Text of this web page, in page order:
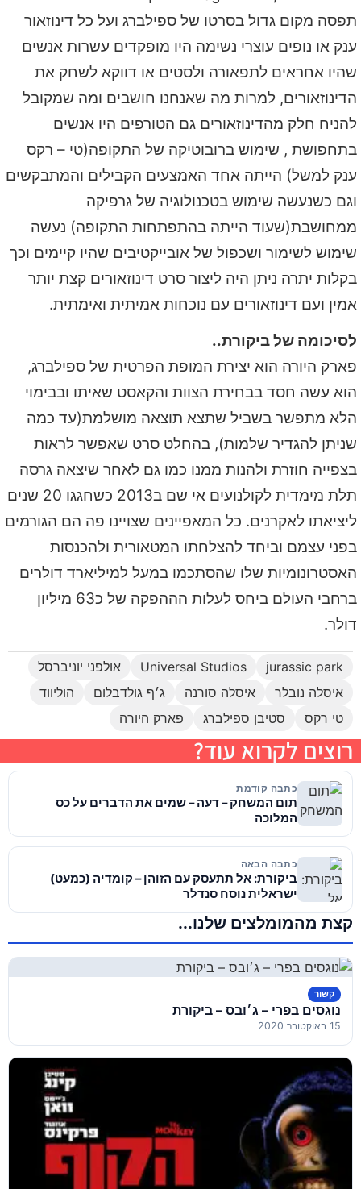
תפסה מקום גדול בסרטו של ספילברג ועל כל דינוזאור
ענק או נופים עוצרי נשימה היו מופקדים עשרות אנשים
שהיו אחראים לתפאורה ולסטים או דווקא לשחק את
הדינוזאורים, למרות מה שאנחנו חושבים ומה שמקובל
להניח חלק מהדינוזאורים גם הטורפים היו אנשים
בתחפושת , שימוש ברובוטיקה של התקופה(טי – רקס
ענק למשל) הייתה אחד האמצעים הקבילים והמתבקשים
וגם כשנעשה שימוש בטכנולוגיה של גרפיקה
ממחושבת(שעוד הייתה בהתפתחות התקופה) נעשה
שימוש לשימור ושכפול של אובייקטיבים שהיו קיימים וכך
בקלות יתרה ניתן היה ליצור סרט דינוזאורים קצת יותר
אמין ועם דינוזאורים עם נוכחות אמיתית ואימתית.
לסיכומה של ביקורת..
פארק היורה הוא יצירת המופת הפרטית של ספילברג,
הוא עשה חסד בבחירת הצוות והקאסט שאיתו ובבימוי
הלא מתפשר בשביל שתצא תוצאה מושלמת(עד כמה
שניתן להגדיר שלמות), בהחלט סרט שאפשר לראות
בצפייה חוזרת ולהנות ממנו כמו גם לאחר שיצאה גרסה
תלת מימדית לקולנועים אי שם ב2013 כשחגגו 20 שנים
ליציאתו לאקרנים. כל המאפיינים שצויינו פה הם הגורמים
בפני עצמם וביחד להצלחתו המטאורית ולהכנסות
האסטרונומיות שלו שהסתכמו במעל למיליארד דולרים
ברחבי העולם ביחס לעלות הההפקה של כ63 מיליון
דולר.
jurassic park
Universal Studios
אולפני יוניברסל
איסלה נובלר
איסלה סורנה ג׳ף גולדבלום
הוליווד
טי רקס
סטיבן ספילברג פארק היורה
רוצים לקרוא עוד?
כתבה קודמת
תום המשחק – דעה – שמים את הדברים על כס
המלוכה
כתבה הבאה
ביקורת: אל תתעסק עם הזוהן – קומדיה (כמעט)
ישראלית נוסח סנדלר
קצת מהמומלצים שלנו...
קשור
נוגסים בפרי – ג׳ובס – ביקורת
15 באוקטובר 2020